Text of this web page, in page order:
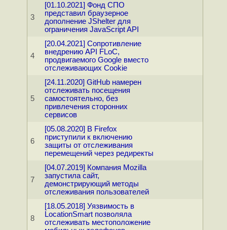
3
[01.10.2021] Фонд СПО
представил браузерное
дополнение JShelter для
ограничения JavaScript API
4
[20.04.2021] Сопротивление
внедрению API FLoC,
продвигаемого Google вместо
отслеживающих Cookie
5
[24.11.2020] GitHub намерен
отслеживать посещения
самостоятельно, без
привлечения сторонних
сервисов
6
[05.08.2020] В Firefox
приступили к включению
защиты от отслеживания
перемещений через редиректы
7
[04.07.2019] Компания Mozilla
запустила сайт,
демонстрирующий методы
отслеживания пользователей
8
[18.05.2018] Уязвимость в
LocationSmart позволяла
отслеживать местоположение